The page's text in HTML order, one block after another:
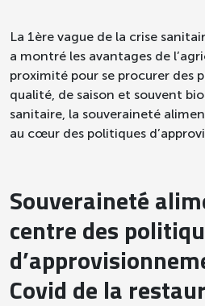
La 1ère vague de la crise
a montré les avantages de
proximité pour se procurer des
qualité, de saison et souvent
sanitaire, la souveraineté
au cœur des politiques
Souveraineté
centre des
Covid de la